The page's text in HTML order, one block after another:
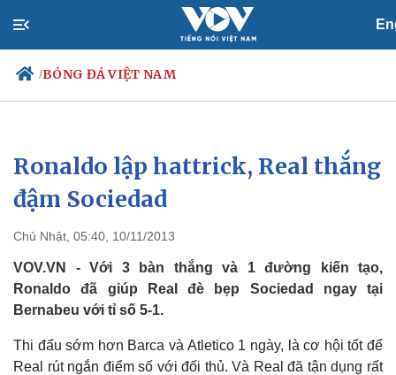
/BÓNG ĐÁ VIỆT NAM
Chính trị
Đảng
Tổ chức nhân sự
Nhận diện sự thật
Xã hội
Việc làm
Biển đảo
Ronaldo lập hattrick, Real thắng
đậm Sociedad
Chủ Nhật, 05:40, 10/11/2013
VOV.VN - Với 3 bàn thắng và 1 đường kiến tạo,
Ronaldo đã giúp Real đè bẹp Sociedad ngay tại
Bernabeu với tỉ số 5-1.
Thi đấu sớm hơn Barca và Atletico 1 ngày, là cơ hội tốt để
Real rút ngắn điểm số với đối thủ. Và Real đã tận dụng rất